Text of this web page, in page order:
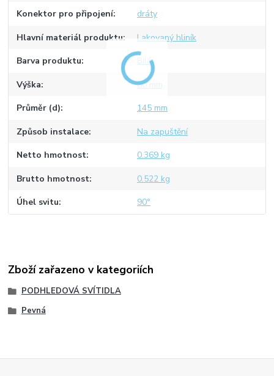
Konektor pro připojení dráty
Hlavní materiál produktu Lakovaný hliník
Barva produktu Bílá
Výška 80 mm
Průměr (d) 145 mm
Způsob instalace Na zapuštění
Netto hmotnost 0.369 kg
Brutto hmotnost 0.522 kg
Úhel svitu 90°
Zboží zařazeno v kategoriích
PODHLEDOVÁ SVÍTIDLA
Pevná